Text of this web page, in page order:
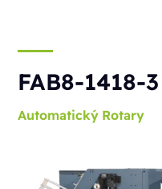
FAB8-1418-3
Automatický Rotary